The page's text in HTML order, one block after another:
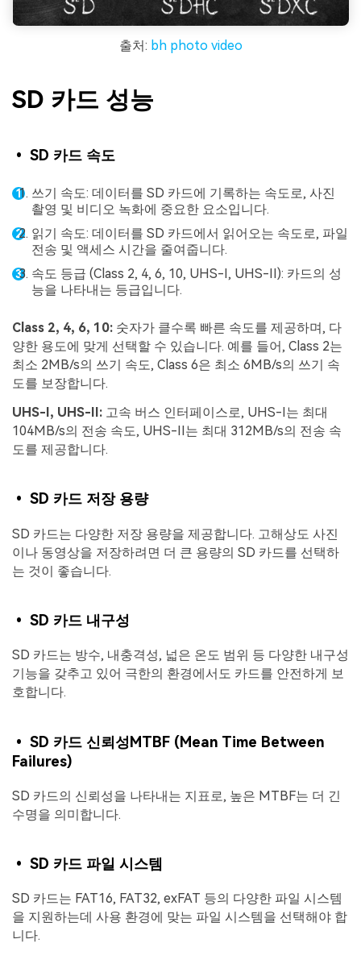
출처: bh photo video
SD 카드 성능
• SD 카드 속도
쓰기 속도: 데이터를 SD 카드에 기록하는 속도로, 사진
촬영 및 비디오 녹화에 중요한 요소입니다.
읽기 속도: 데이터를 SD 카드에서 읽어오는 속도로, 파일
전송 및 액세스 시간을 줄여줍니다.
속도 등급 (Class 2, 4, 6, 10, UHS-I, UHS-II): 카드의 성
능을 나타내는 등급입니다.
Class 2, 4, 6, 10: 숫자가 클수록 빠른 속도를 제공하며, 다
양한 용도에 맞게 선택할 수 있습니다. 예를 들어, Class 2는
최소 2MB/s의 쓰기 속도, Class 6은 최소 6MB/s의 쓰기 속
도를 보장합니다.
UHS-I, UHS-II: 고속 버스 인터페이스로, UHS-I는 최대
104MB/s의 전송 속도, UHS-II는 최대 312MB/s의 전송 속
도를 제공합니다.
• SD 카드 저장 용량
SD 카드는 다양한 저장 용량을 제공합니다. 고해상도 사진
이나 동영상을 저장하려면 더 큰 용량의 SD 카드를 선택하
는 것이 좋습니다.
• SD 카드 내구성
SD 카드는 방수, 내충격성, 넓은 온도 범위 등 다양한 내구성
기능을 갖추고 있어 극한의 환경에서도 카드를 안전하게 보
호합니다.
• SD 카드 신뢰성MTBF (Mean Time Between
Failures)
SD 카드의 신뢰성을 나타내는 지표로, 높은 MTBF는 더 긴
수명을 의미합니다.
• SD 카드 파일 시스템
SD 카드는 FAT16, FAT32, exFAT 등의 다양한 파일 시스템
을 지원하는데 사용 환경에 맞는 파일 시스템을 선택해야 합
니다.